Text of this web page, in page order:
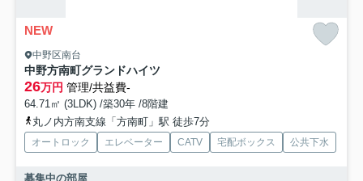
NEW
中野区南台
中野方南町グランドハイツ
26万円 管理/共益費-
64.71㎡ (3LDK) /築30年 /8階建
丸ノ内方南支線「方南町」駅 徒歩7分
オートロック エレベーター CATV 宅配ボックス 公共下水
募集中の部屋